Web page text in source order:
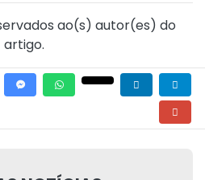
ao(s) autor(es) do
artigo.